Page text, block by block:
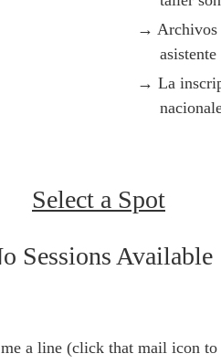
Archivos
La
Select a Spot
Sessions Available
a line (click that mail icon